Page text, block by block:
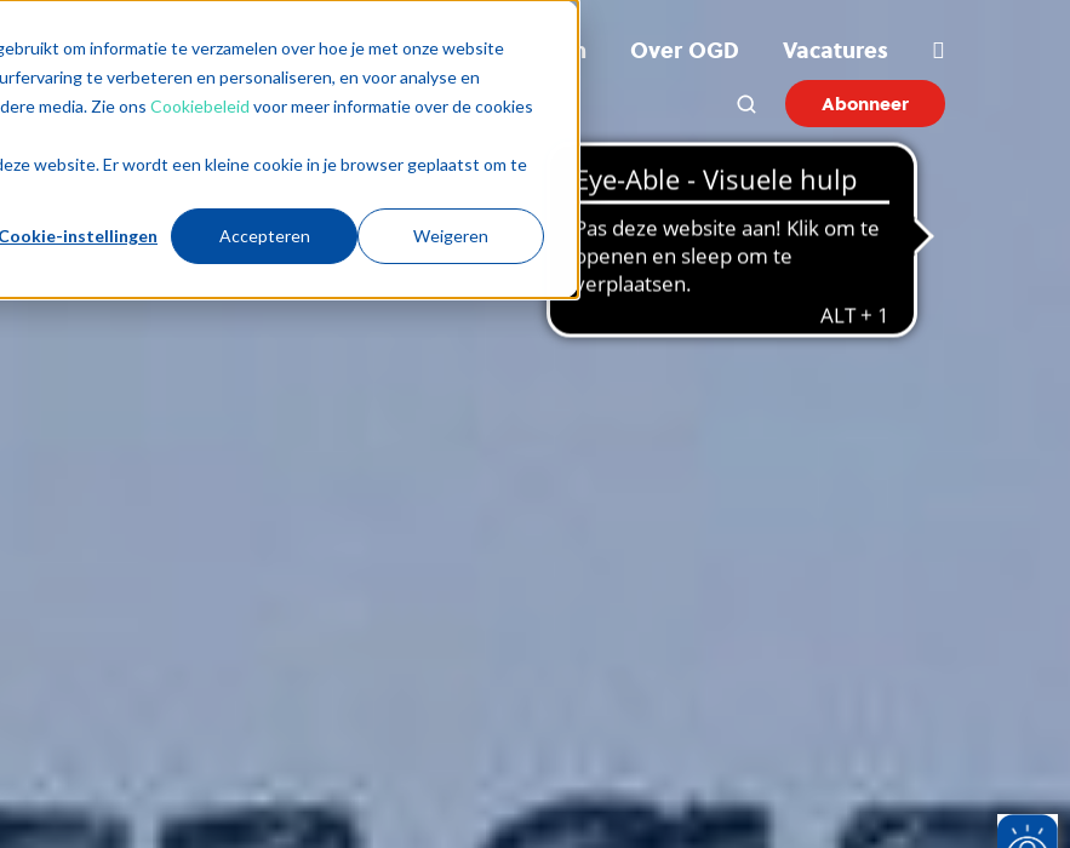
om informatie te verzamelen over hoe je met onze website
te verbeteren en personaliseren, en voor analyse en
media. Zie ons Cookiebeleid voor meer informatie over de cookies
website. Er wordt een kleine cookie in je browser geplaatst om te
Cookie-instellingen Accepteren Weigeren
Diensten Sectoren Trends Inzichten Over OGD Vacatures
Abonneer